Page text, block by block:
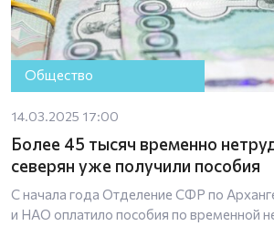
Общество
14.03.2025 17:00
Более 45 тысяч временно
северян уже получили пособия
С начала года Отделение СФР по
и НАО оплатило пособия по временной